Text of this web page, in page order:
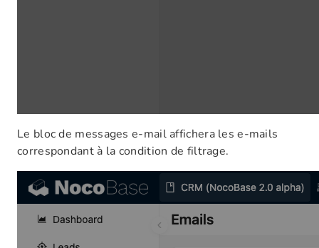
Le bloc de messages e-mail affichera les e-mails
correspondant à la condition de filtrage.